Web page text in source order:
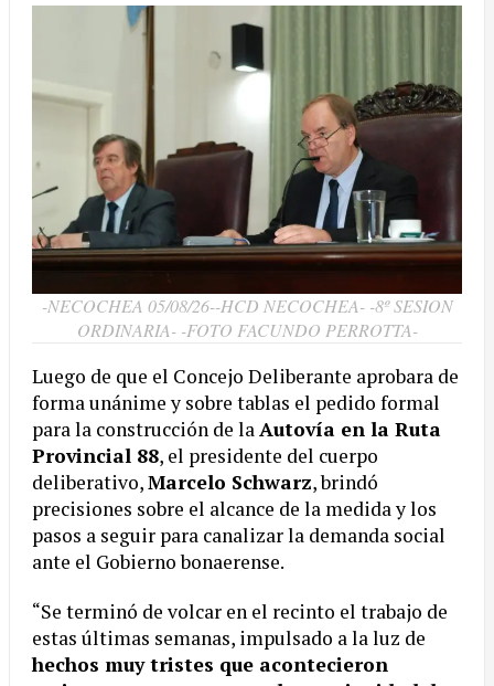
-NECOCHEA 05/08/26--HCD NECOCHEA- -8º SESION
ORDINARIA- -FOTO FACUNDO PERROTTA-
Luego de que el Concejo Deliberante aprobara de
forma unánime y sobre tablas el pedido formal
para la construcción de la Autovía en la Ruta
Provincial 88, el presidente del cuerpo
deliberativo,Marcelo Schwarz, brindó
precisiones sobre el alcance de la medida y los
pasos a seguir para canalizar la demanda social
ante el Gobierno bonaerense.
“Se terminó de volcar en el recinto el trabajo de
estas últimas semanas, impulsado a la luz de
hechos muy tristes que acontecieron